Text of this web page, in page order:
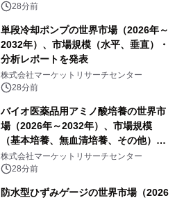
析レポートを発表
28分前
単段冷却ポンプの世界市場（2026年～
2032年）、市場規模（水平、垂直）・
分析レポートを発表
株式会社マーケットリサーチセンター
28分前
バイオ医薬品用アミノ酸培養の世界市
場（2026年～2032年）、市場規模
（基本培養、無血清培養、その他）・
分析レポートを発表
株式会社マーケットリサーチセンター
28分前
防水型ひずみゲージの世界市場（2026